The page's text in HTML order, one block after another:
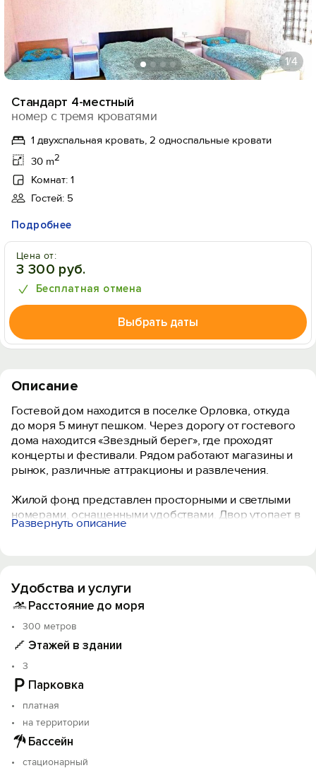
1/4
Стандарт 4-местный
номер с тремя кроватями
1 двухспальная кровать, 2 односпальные кровати
30 m2
Комнат: 1
Гостей: 5
Подробнее
Цена от:
3 300 руб.
Бесплатная отмена
Выбрать даты
Описание
Гостевой дом находится в поселке Орловка, откуда
до моря 5 минут пешком. Через дорогу от гостевого
дома находится «Звездный берег», где проходят
концерты и фестивали. Рядом работают магазины и
рынок, различные аттракционы и развлечения.
Жилой фонд представлен просторными и светлыми
номерами, оснащенными удобствами. Двор утопает в
зелени можжевельников и роз. Есть зона для
самостоятельного приготовления пищи. На
территории работает кафе с возможностью
разовое питание - 700 рублей с человека).
Трансфер и организация экскурсий по
договоренности.
Расстояние:
- пляж песчаный - 5 минут
- набережная - 5 минут
- центр города - 30 минут (на транспорте)
Развернуть описание
Удобства и услуги
Расстояние до моря
300 метров
Этажей в здании
3
Парковка
платная
на территории
Бассейн
стационарный